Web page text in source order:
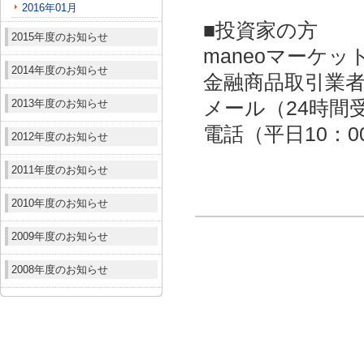
2016年01月
2015年度のお知らせ
2014年度のお知らせ
2013年度のお知らせ
2012年度のお知らせ
2011年度のお知らせ
2010年度のお知らせ
2009年度のお知らせ
2008年度のお知らせ
■投資家の方
maneoマーケッ
金融商品取引業
メール（24時間
電話（平日10：